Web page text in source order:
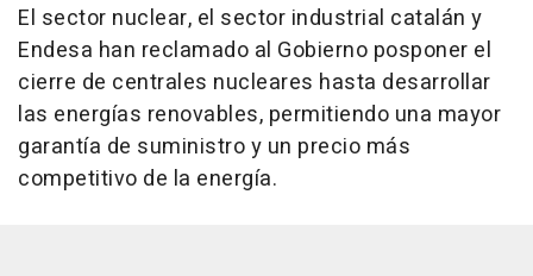
El sector nuclear, el sector industrial catalán y
Endesa han reclamado al Gobierno posponer el
cierre de centrales nucleares hasta desarrollar
las energías renovables, permitiendo una mayor
garantía de suministro y un precio más
competitivo de la energía.